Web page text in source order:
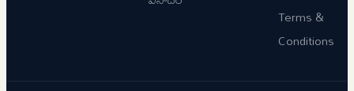
Terms &
Conditions